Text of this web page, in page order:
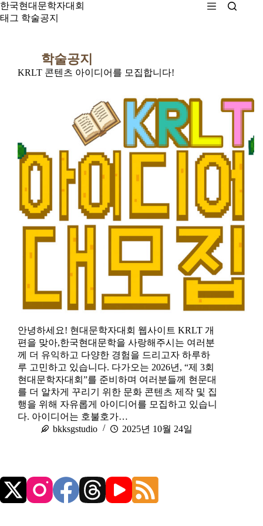
본
문
한국현대문학자대회
태그 학술공지
학술공지
KRLT 콘텐츠 아이디어를 모집합니다!
안녕하세요! 현대문학자대회 웹사이트 KRLT 개
편을 맞아,한국현대문학을 사랑해주시는 여러분
께 더 유익하고 다양한 경험을 드리고자 하루하
루 고민하고 있습니다. 다가오는 2026년, “제 3회
현대문학자대회”를 준비하며 여러분들께 현문대
를 더 알차게 꾸리기 위한 문화 콘텐츠 제작 및 집
행을 위해 자유롭게 아이디어를 모집하고 있습니
다. 아이디어는 호불호가…
bkksgstudio
2025년 10월 24일